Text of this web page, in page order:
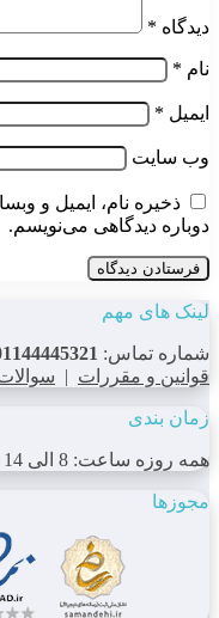
دیدگاه *
نام *
ایمیل *
وب‌ سایت
ذخیره نام، ایمیل و
دوباره دیدگاهی می‌نویسم.
لینک های مهم
شماره تماس:
قوانین و مقررات |
زمان بندی
همه روزه ساعت: 8 الی 14
مجوزها